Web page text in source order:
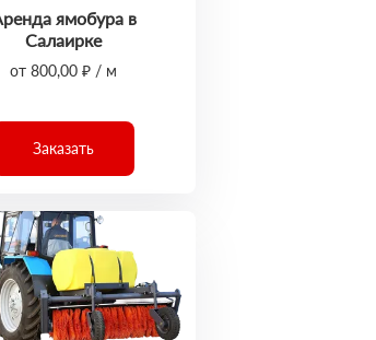
ямобура в
Салаирке
от 800,00 ₽ / м
Заказать